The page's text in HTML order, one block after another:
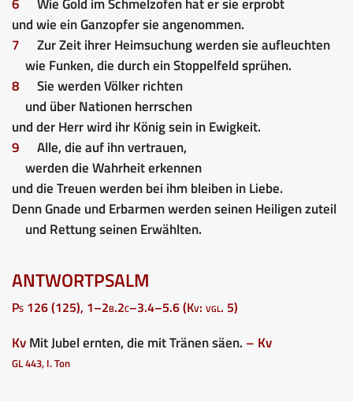
und wie ein Ganzopfer sie angenommen.
7
Zur Zeit ihrer Heimsuchung werden sie aufleuchten
wie Funken, die durch ein Stoppelfeld sprühen.
8
Sie werden Völker richten
und über Nationen herrschen
und der Herr wird ihr König sein in Ewigkeit.
9
Alle, die auf ihn vertrauen,
werden die Wahrheit erkennen
und die Treuen werden bei ihm bleiben in Liebe.
Denn Gnade und Erbarmen werden seinen Heiligen zuteil
und Rettung seinen Erwählten.
ANTWORTPSALM
Ps 126 (125), 1–2b.2c–3.4–5.6 (Kv: vgl. 5)
KvMit Jubel ernten, die mit Tränen säen. – Kv
GL 443, I. Ton